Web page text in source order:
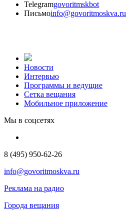
Telegramgovoritmskbot
Письмоinfo@govoritmoskva.ru
Новости
Интервью
Программы и ведущие
Сетка вещания
Мобильное приложение
Мы в соцсетях
8 (495) 950-62-26
info@govoritmoskva.ru
Реклама на радио
Города вещания